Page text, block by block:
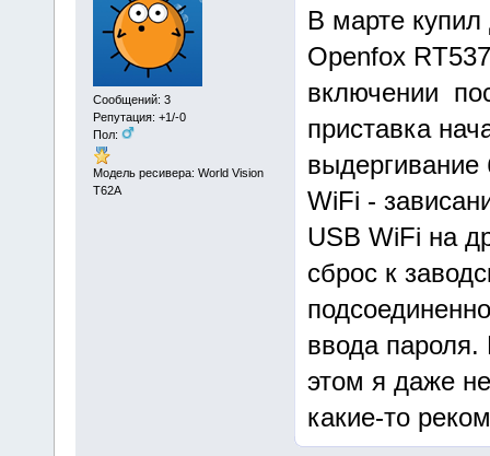
Сообщений: 3
Репутация: +1/-0
Пол:
Модель ресивера: World Vision
T62A
В марте
Openfox
включении
приставка
WiFi -
USB WiFi на
сброс к
ввода пароля.
этом я даже
какие-то